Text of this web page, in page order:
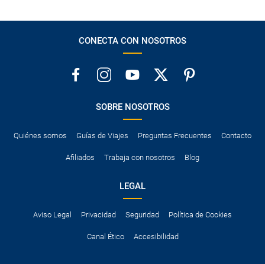
CONECTA CON NOSOTROS
SOBRE NOSOTROS
Quiénes somos Guías de Viajes Preguntas Frecuentes Contacto
Afiliados Trabaja con nosotros Blog
LEGAL
Aviso Legal Privacidad Seguridad Política de Cookies
Canal Ético Accesibilidad